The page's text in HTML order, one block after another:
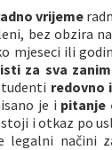
vrijeme
bez obzira
ili
za sva
redovno
je i pitanje
i otkaz po
načini